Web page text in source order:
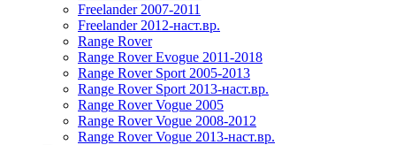
Freelander 2007-2011
Freelander 2012-наст.вр.
Range Rover
Range Rover Evogue 2011-2018
Range Rover Sport 2005-2013
Range Rover Sport 2013-наст.вр.
Range Rover Vogue 2005
Range Rover Vogue 2008-2012
Range Rover Vogue 2013-наст.вр.